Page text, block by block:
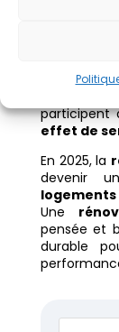
,
participent
effet de
En 2025, la
devenir
logements
Une
pensée et
durable